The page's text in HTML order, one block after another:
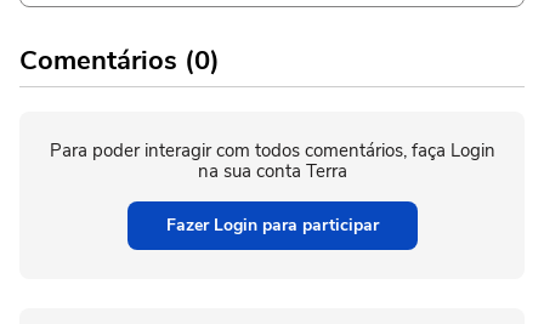
Comentários (0)
Para poder interagir com todos comentários, faça Login
na sua conta Terra
Fazer Login para participar